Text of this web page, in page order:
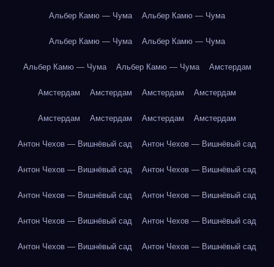
Альбер Камю — Чума Альбер Камю — Чума
Альбер Камю — Чума Альбер Камю — Чума
Альбер Камю — Чума Альбер Камю — Чума Амстердам
Амстердам Амстердам Амстердам Амстердам
Амстердам Амстердам Амстердам Амстердам
Антон Чехов — Вишнёвый сад Антон Чехов — Вишнёвый сад
Антон Чехов — Вишнёвый сад Антон Чехов — Вишнёвый сад
Антон Чехов — Вишнёвый сад Антон Чехов — Вишнёвый сад
Антон Чехов — Вишнёвый сад Антон Чехов — Вишнёвый сад
Антон Чехов — Вишнёвый сад Антон Чехов — Вишнёвый сад